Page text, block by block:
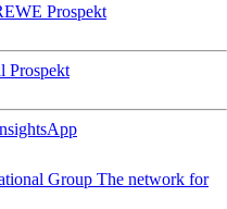
Prospekt
Prospekt
App
Group The network for